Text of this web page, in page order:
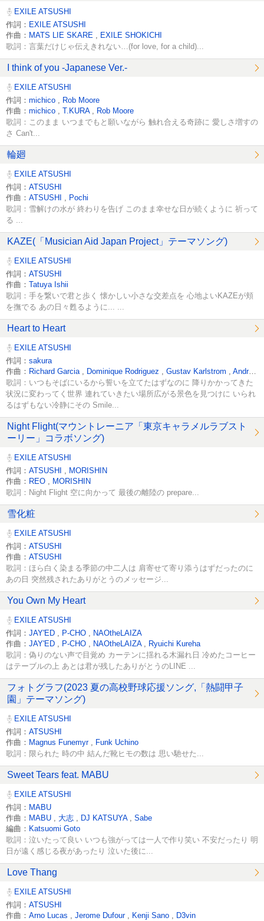
EXILE ATSUSHI
作詞： EXILE ATSUSHI
作曲： MATS LIE SKARE EXILE SHOKICHI
歌詞：言葉だけじゃ伝えきれない…(for love, for a child)...
I think of you -Japanese Ver.-
EXILE ATSUSHI
作詞： michico
Rob Moore
作曲： michico T.KURA Rob Moore
歌詞：このまま いつまでもと願いながら 触れ合える奇跡に 愛しさ増すの
さ Can't...
輪廻
EXILE ATSUSHI
作詞： ATSUSHI
作曲： ATSUSHI Pochi
歌詞：雪解けの水が 終わりを告げ このまま幸せな日が続くように 祈って
る ...
KAZE(「Musician Aid Japan Project」テーマソング)
EXILE ATSUSHI
作詞： ATSUSHI
作曲： Tatuya Ishii
歌詞：手を繋いで君と歩く 懐かしい小さな交差点を 心地よいKAZEが頬
を撫でる あの日々甦るように... ...
Heart to Heart
EXILE ATSUSHI
作詞： sakura
作曲： Richard Garcia Dominique Rodriguez Gustav Karlstrom Andreas Oberg
歌詞：いつもそばにいるから誓いを立てたはずなのに 降りかかってきた
状況に変わってく世界 連れていきたい場所広がる景色を見つけに いられ
るはずもない冷静にその Smile...
Night Flight(マウントレーニア「東京キャラメルラブスト
ーリー」コラボソング)
EXILE ATSUSHI
作詞： ATSUSHI
MORISHIN
作曲： REO MORISHIN
歌詞：Night Flight 空に向かって 最後の離陸の prepare...
雪化粧
EXILE ATSUSHI
作詞： ATSUSHI
作曲： ATSUSHI
歌詞：ほら白く染まる季節の中二人は 肩寄せて寄り添うはずだったのに
あの日 突然残されたありがとうのメッセージ...
You Own My Heart
EXILE ATSUSHI
作詞： JAY'ED P-CHO
NAOtheLAIZA
作曲： JAY'ED P-CHO NAOtheLAIZA Ryuichi Kureha
歌詞：偽りのない声で目覚め カーテンに揺れる木漏れ日 冷めたコーヒー
はテーブルの上 あとは君が残したありがとうのLINE ...
フォトグラフ(2023 夏の高校野球応援ソング,「熱闘甲子
園」テーマソング)
EXILE ATSUSHI
作詞： ATSUSHI
作曲： Magnus Funemyr Funk Uchino
歌詞：限られた 時の中 結んだ靴ヒモの数は 思い馳せた...
Sweet Tears feat. MABU
EXILE ATSUSHI
作詞： MABU
作曲： MABU 大志 DJ KATSUYA
Sabe
編曲： Katsuomi Goto
歌詞：泣いたって良い いつも強がっては一人で作り笑い 不安だったり 明
日が遠く感じる夜があったり 泣いた後に...
Love Thang
EXILE ATSUSHI
作詞： ATSUSHI
作曲： Arno Lucas Jerome Dufour Kenji Sano
D3vin